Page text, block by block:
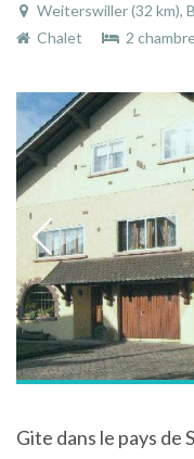
Weiterswiller (32 km),
Chalet
2